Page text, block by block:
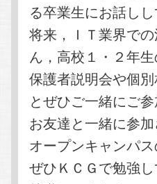
る卒業生にお話しし
将来，ＩＴ業界で
ん，高校１・２年
保護者説明会や個
とぜひご一緒にご参
お友達と一緒に参
オープンキャンパ
ぜひＫＣＧで勉強